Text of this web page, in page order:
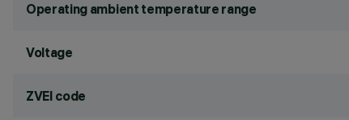
Operating ambient temperature range
Voltage
ZVEI code